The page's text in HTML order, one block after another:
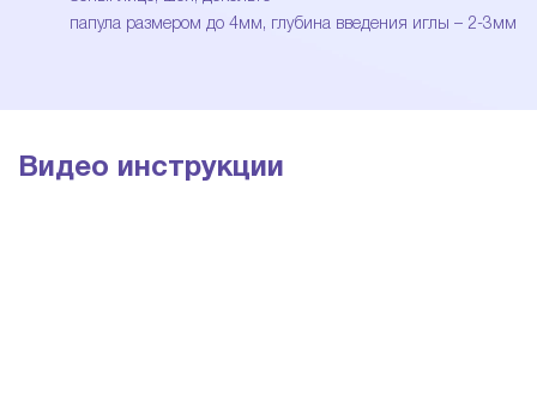
папула размером до 4мм, глубина введения иглы – 2-3мм
Видео инструкции